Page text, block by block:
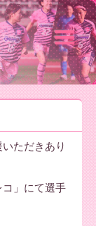
ただきあり
」にて選手